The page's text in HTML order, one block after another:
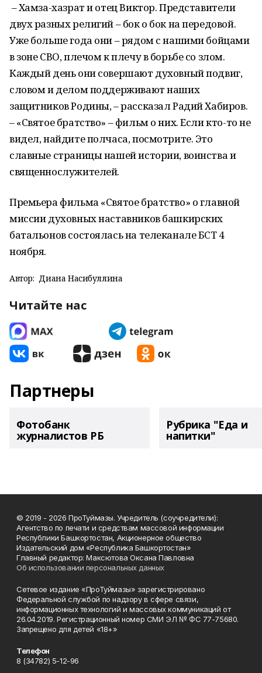
– Хамза-хазрат и отец Виктор. Представители
двух разных религий – бок о бок на передовой.
Уже больше года они – рядом с нашими бойцами
в зоне СВО, плечом к плечу в борьбе со злом.
Каждый день они совершают духовный подвиг,
словом и делом поддерживают наших
защитников Родины, – рассказал Радий Хабиров.
– «Святое братство» – фильм о них. Если кто-то не
видел, найдите полчаса, посмотрите. Это
славные страницы нашей истории, воинства и
священнослужителей.
Премьера фильма «Святое братство» о главной
миссии духовных наставников башкирских
батальонов состоялась на телеканале БСТ 4
ноября.
Автор: Диана Насибуллина
Читайте нас
Партнеры
Фотобанк
журналистов РБ
Рубрика "Еда и
напитки"
© 2019 - 2026 ПроТуймазы. Учредитель (соучредители):
Агентство по печати и средствам массовой информации
Республики Башкортостан, Акционерное общество
Издательский дом «Республика Башкортостан»
Главный редактор: Максютова Оксана Павловна
Об использовании персональных данных
Сетевое издание «ПроТуймазы» зарегистрировано
Федеральной службой по надзору в сфере связи,
информационных технологий и массовых коммуникаций от
26.04.2019. Регистрационный номер СМИ ЭЛ № ФС 77-75680.
Запрещено для детей «18+»
Телефон
8 (34782) 5-12-96